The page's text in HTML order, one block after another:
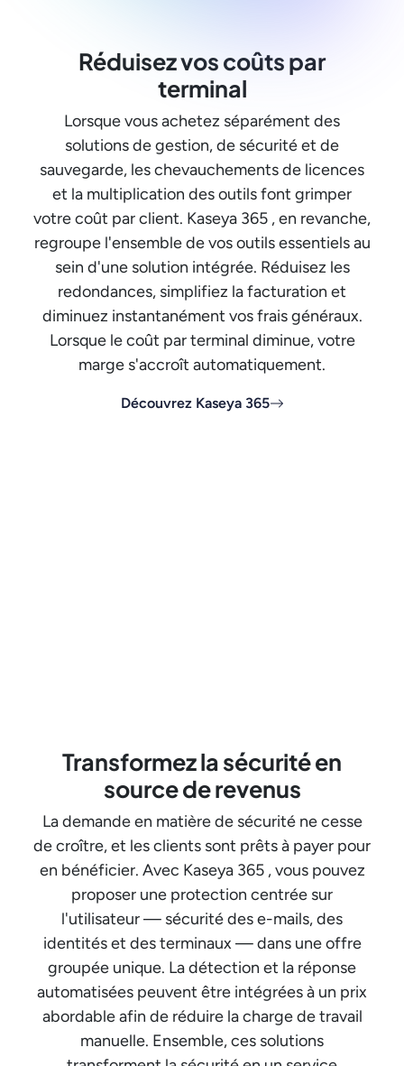
Réduisez vos coûts par
terminal
Lorsque vous achetez séparément des
solutions de gestion, de sécurité et de
sauvegarde, les chevauchements de licences
et la multiplication des outils font grimper
votre coût par client. Kaseya 365 , en revanche,
regroupe l'ensemble de vos outils essentiels au
sein d'une solution intégrée. Réduisez les
redondances, simplifiez la facturation et
diminuez instantanément vos frais généraux.
Lorsque le coût par terminal diminue, votre
marge s'accroît automatiquement.
Découvrez Kaseya 365
Transformez la sécurité en
source de revenus
La demande en matière de sécurité ne cesse
de croître, et les clients sont prêts à payer pour
en bénéficier. Avec Kaseya 365 , vous pouvez
proposer une protection centrée sur
l'utilisateur — sécurité des e-mails, des
identités et des terminaux — dans une offre
groupée unique. La détection et la réponse
automatisées peuvent être intégrées à un prix
abordable afin de réduire la charge de travail
manuelle. Ensemble, ces solutions